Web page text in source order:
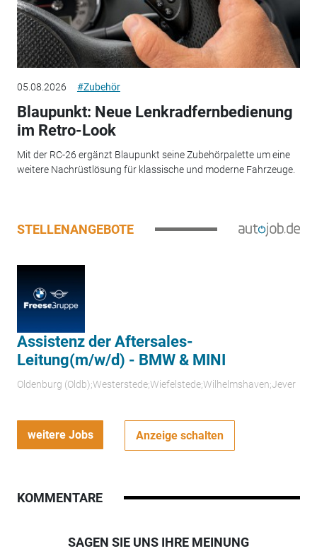
05.08.2026 #Zubehör
Blaupunkt: Neue Lenkradfernbedienung
im Retro-Look
Mit der RC-26 ergänzt Blaupunkt seine Zubehörpalette um eine
weitere Nachrüstlösung für klassische und moderne Fahrzeuge.
STELLENANGEBOTE
Assistenz der Aftersales-
Leitung(m/w/d) - BMW & MINI
Oldenburg (Oldb);Westerstede;Wiefelstede;Wilhelmshaven;Jever
weitere Jobs Anzeige schalten
KOMMENTARE
SAGEN SIE UNS IHRE MEINUNG